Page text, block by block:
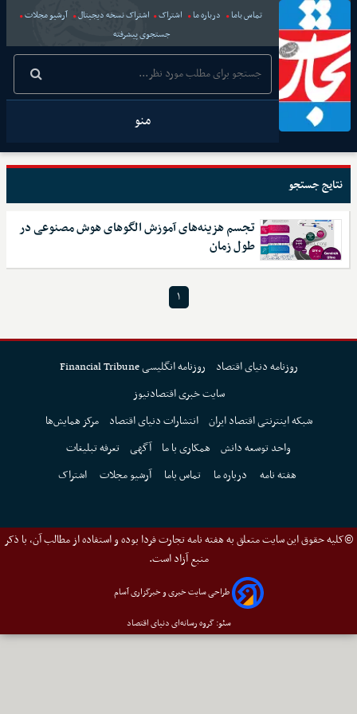
تماس باما درباره ما اشتراک اشتراک نسخه دیجیتال
آرشیو مجلات
جستجوی پیشرفته
منو
نتایج جستجو
تجسم هزینه‌های آموزش الگو‌های هوش مصنوعی در
طول زمان
۱
روزنامه دنیای اقتصاد
روزنامه انگلیسی Financial Tribune
سایت خبری اقتصادنیوز
شبکه اینترنتی اقتصاد ایران انتشارات دنیای اقتصاد
مرکز همایش‌ها
واحد توسعه دانش همکاری با ما آگهی تعرفه تبلیغات
هفته نامه
درباره ما تماس باما آرشیو مجلات اشتراک
©کلیه حقوق این سایت متعلق به هفته نامه تجارت فردا بوده و استفاده از مطالب آن، با ذکر
منبع آزاد است.
طراحی سایت خبری و خبرگزاری آسام
سئو: گروه رسانه‌ای دنیای اقتصاد